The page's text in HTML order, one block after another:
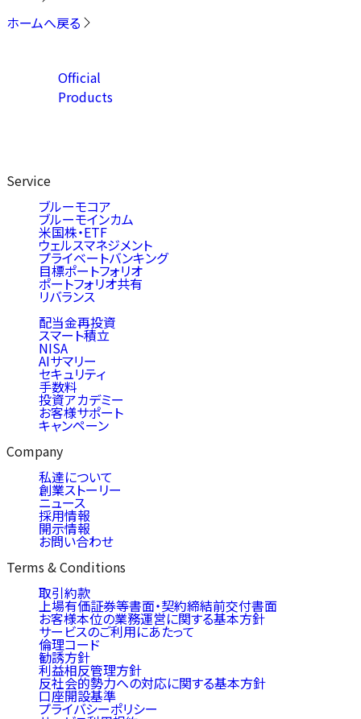
ホームへ戻る
Official
Products
Service
ブルーモコア
ブルーモインカム
米国株・ETF
ウェルスマネジメント
プライベートバンキング
目標ポートフォリオ
ポートフォリオ共有
リバランス
配当金再投資
スマート積立
NISA
AIサマリー
セキュリティ
手数料
投資アカデミー
お客様サポート
キャンペーン
Company
私達について
創業ストーリー
ニュース
採用情報
開示情報
お問い合わせ
Terms & Conditions
取引約款
上場有価証券等書面・契約締結前交付書面
お客様本位の業務運営に関する基本方針
サービスのご利用にあたって
倫理コード
勧誘方針
利益相反管理方針
反社会的勢力への対応に関する基本方針
口座開設基準
プライバシーポリシー